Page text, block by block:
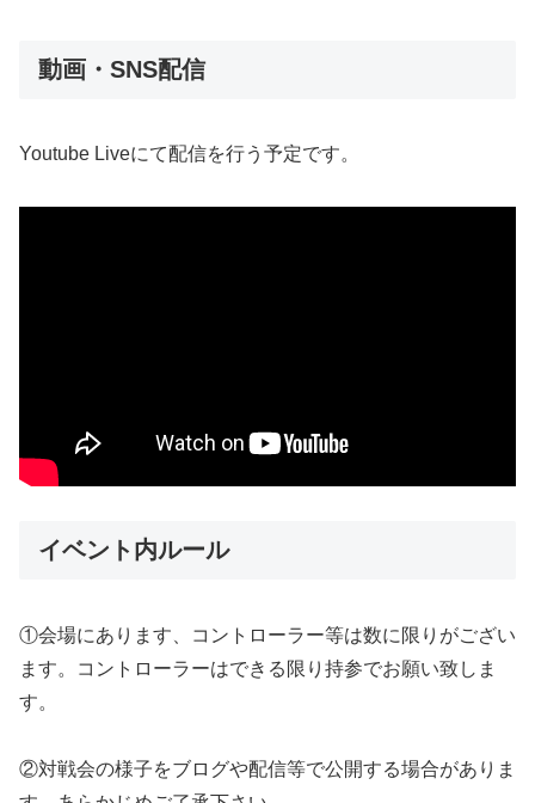
動画・SNS配信
Youtube Liveにて配信を行う予定です。
イベント内ルール
①会場にあります、コントローラー等は数に限りがござい
ます。コントローラーはできる限り持参でお願い致しま
す。
②対戦会の様子をブログや配信等で公開する場合がありま